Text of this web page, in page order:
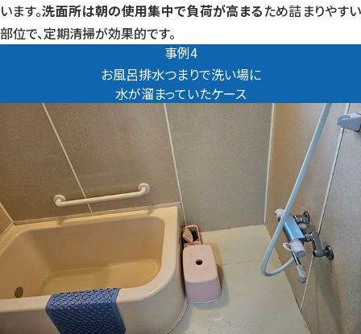
います。洗面所は朝の使用集中で負荷が高まるため詰まりやすい
部位で、定期清掃が効果的です。
事例4
お風呂排水つまりで洗い場に
水が溜まっていたケース